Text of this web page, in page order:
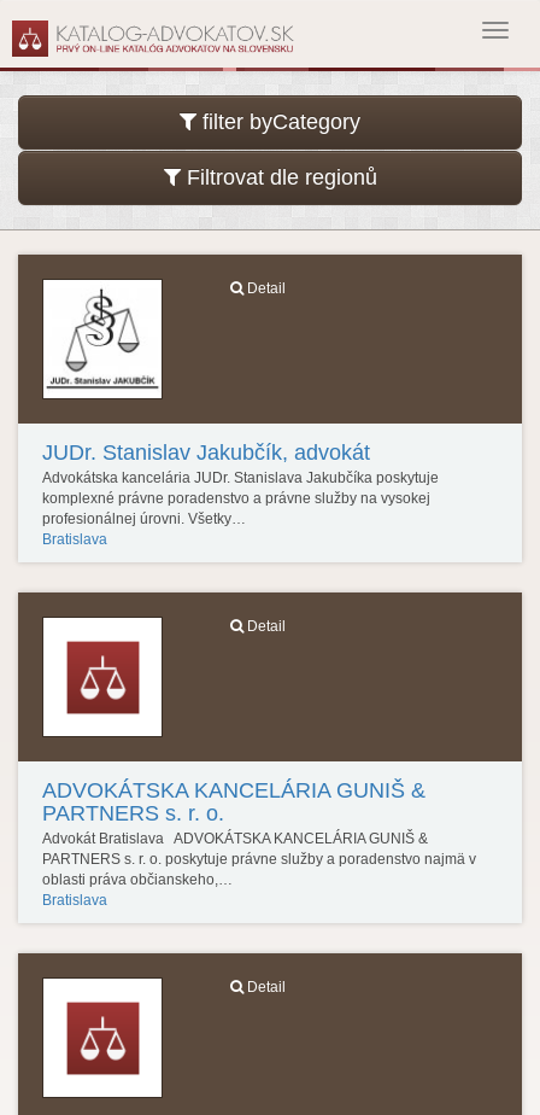
filter byCategory
Filtrovat dle regionů
Detail
JUDr. Stanislav Jakubčík, advokát
Advokátska kancelária JUDr. Stanislava Jakubčíka poskytuje
komplexné právne poradenstvo a právne služby na vysokej
profesionálnej úrovni. Všetky…
Bratislava
Detail
ADVOKÁTSKA KANCELÁRIA GUNIŠ &
PARTNERS s. r. o.
Advokát Bratislava ADVOKÁTSKA KANCELÁRIA GUNIŠ &
PARTNERS s. r. o. poskytuje právne služby a poradenstvo najmä v
oblasti práva občianskeho,…
Bratislava
Detail